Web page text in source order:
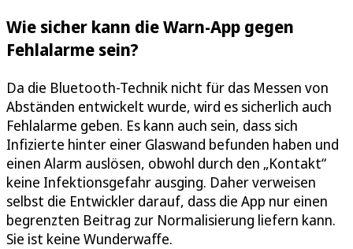
Wie sicher kann die Warn-App gegen
Fehlalarme sein?
Da die Bluetooth-Technik nicht für das Messen von
Abständen entwickelt wurde, wird es sicherlich auch
Fehlalarme geben. Es kann auch sein, dass sich
Infizierte hinter einer Glaswand befunden haben und
einen Alarm auslösen, obwohl durch den „Kontakt“
keine Infektionsgefahr ausging. Daher verweisen
selbst die Entwickler darauf, dass die App nur einen
begrenzten Beitrag zur Normalisierung liefern kann.
Sie ist keine Wunderwaffe.